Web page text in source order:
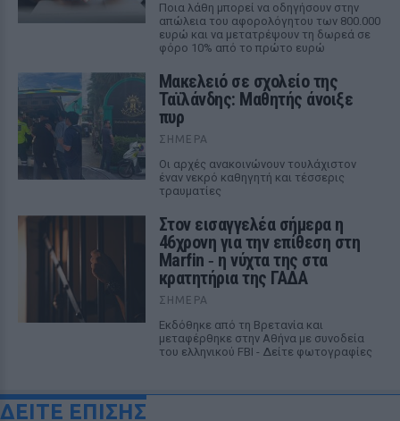
Ποια λάθη μπορεί να οδηγήσουν στην
απώλεια του αφορολόγητου των 800.000
ευρώ και να μετατρέψουν τη δωρεά σε
φόρο 10% από το πρώτο ευρώ
Μακελειό σε σχολείο της
Ταϊλάνδης: Μαθητής άνοιξε
πυρ
ΣΉΜΕΡΑ
Οι αρχές ανακοινώνουν τουλάχιστον
έναν νεκρό καθηγητή και τέσσερις
τραυματίες
Στον εισαγγελέα σήμερα η
46χρονη για την επίθεση στη
Marfin ‑ η νύχτα της στα
κρατητήρια της ΓΑΔΑ
ΣΉΜΕΡΑ
Εκδόθηκε από τη Βρετανία και
μεταφέρθηκε στην Αθήνα με συνοδεία
του ελληνικού FBI - Δείτε φωτογραφίες
ΔΕΙΤΕ ΕΠΙΣΗΣ